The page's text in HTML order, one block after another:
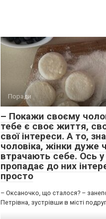
Поради
– Покажи своєму
тебе є своє життя,
свої інтереси. А то,
чоловіка, жінки дуже
втрачають себе. Ось у
пропадає до них
просто
– Оксаночко, що сталося? –
Петрівна, зустрівши в місті